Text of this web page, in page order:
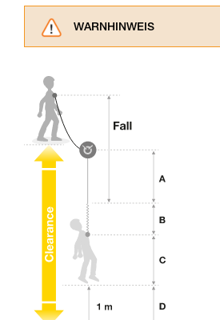
WARNHINWEIS
verstehen zu können,
Informationen richtig
entsprechende Ausbildung
Training voraus. Prüfen Sie
einem Profi, ob Sie in der
Vorgang alleine sicher zu
Sie ihn eigenständig
Wir geben Beispiele für die
verbundenen Techniken.
beschrieben werden.